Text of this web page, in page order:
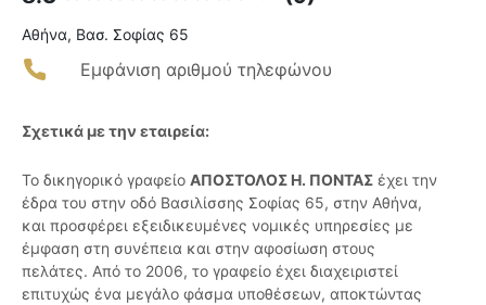
Αθήνα, Βασ. Σοφίας 65
Εμφάνιση αριθμού τηλεφώνου
Σχετικά με την εταιρεία:
Το δικηγορικό γραφείο ΑΠΟΣΤΟΛΟΣ Η. ΠΟΝΤΑΣ έχει την
έδρα του στην οδό Βασιλίσσης Σοφίας 65, στην Αθήνα,
και προσφέρει εξειδικευμένες νομικές υπηρεσίες με
έμφαση στη συνέπεια και στην αφοσίωση στους
πελάτες. Από το 2006, το γραφείο έχει διαχειριστεί
επιτυχώς ένα μεγάλο φάσμα υποθέσεων, αποκτώντας